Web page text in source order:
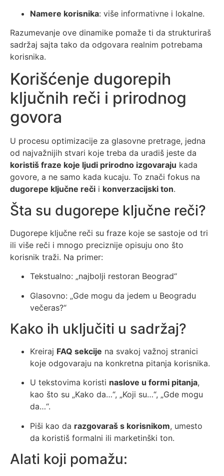
Namere korisnika: više informativne i lokalne.
Razumevanje ove dinamike pomaže ti da strukturiraš
sadržaj sajta tako da odgovara realnim potrebama
korisnika.
Korišćenje dugorepih
ključnih reči i prirodnog
govora
U procesu optimizacije za glasovne pretrage, jedna
od najvažnijih stvari koje treba da uradiš jeste da
koristiš fraze koje ljudi prirodno izgovaraju kada
govore, a ne samo kada kucaju. To znači fokus na
dugorepe ključne reči i konverzacijski ton.
Šta su dugorepe ključne reči?
Dugorepe ključne reči su fraze koje se sastoje od tri
ili više reči i mnogo preciznije opisuju ono što
korisnik traži. Na primer:
Tekstualno: „najbolji restoran Beograd“
Glasovno: „Gde mogu da jedem u Beogradu
večeras?“
Kako ih uključiti u sadržaj?
Kreiraj FAQ sekcije na svakoj važnoj stranici
koje odgovaraju na konkretna pitanja korisnika.
U tekstovima koristi naslove u formi pitanja,
kao što su „Kako da…“, „Koji su…“, „Gde mogu
da…“.
Piši kao da razgovaraš s korisnikom, umesto
da koristiš formalni ili marketinški ton.
Alati koji pomažu: